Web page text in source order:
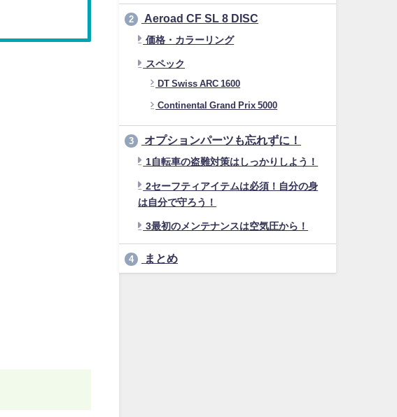
2 Aeroad CF SL 8 DISC
価格・カラーリング
スペック
DT Swiss ARC 1600
Continental Grand Prix 5000
3 オプションパーツも忘れずに！
1自転車の盗難対策はしっかりしよう！
2セーフティアイテムは必須！自分の身
は自分で守ろう！
3最初のメンテナンスは空気圧から！
4 まとめ